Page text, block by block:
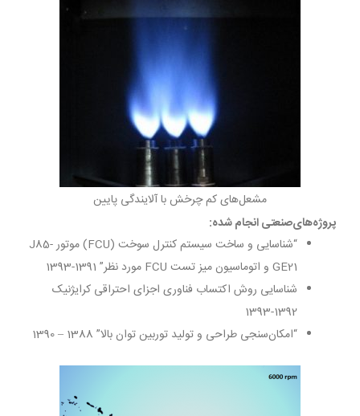
مشعل­‌های کم چرخش با آلایندگی پایین
پروژه‌های‌صنعتی انجام شده:
“شناسایی و ساخت سیستم کنترل سوخت (FCU) موتور J85-
GE21 و اتوماسیون میز تست FCU مورد نظر” 1391-1393
شناسایی روش اکتساب فناوری اجزای احتراقی کرایژنیک
1392-1393
“امکان‌سنجی طراحی و تولید توربین توان بالا” 1388 – 1390